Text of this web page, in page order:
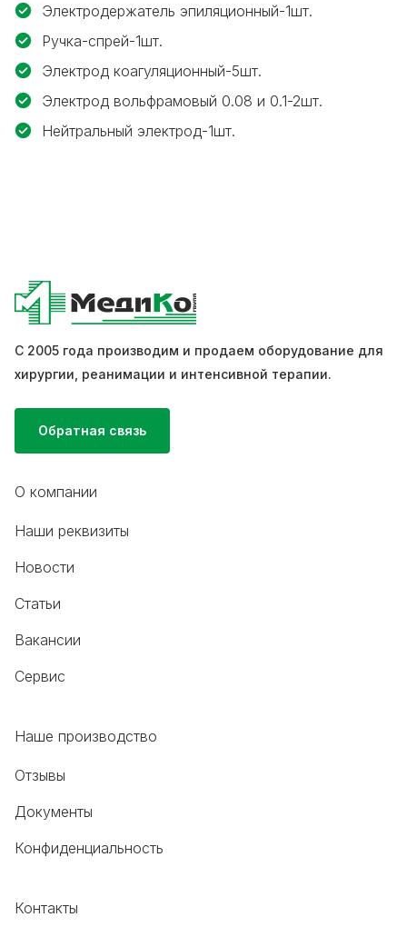
Электродержатель эпиляционный-1шт.
Ручка-спрей-1шт.
Электрод коагуляционный-5шт.
Электрод вольфрамовый 0.08 и 0.1-2шт.
Нейтральный электрод-1шт.
С 2005 года производим и продаем оборудование для
хирургии, реанимации и интенсивной терапии.
Обратная связь
О компании
Наши реквизиты
Новости
Статьи
Вакансии
Сервис
Наше производство
Отзывы
Документы
Конфиденциальность
Контакты